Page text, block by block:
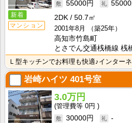
新着
マンション
55000円
55000
2DK
50.7㎡
2001年8月
（築25年）
高知市竹島町
とさでん交通桟橋線 桟
岩崎ハイツ 401号室
3.0万円
0円
30000円
-